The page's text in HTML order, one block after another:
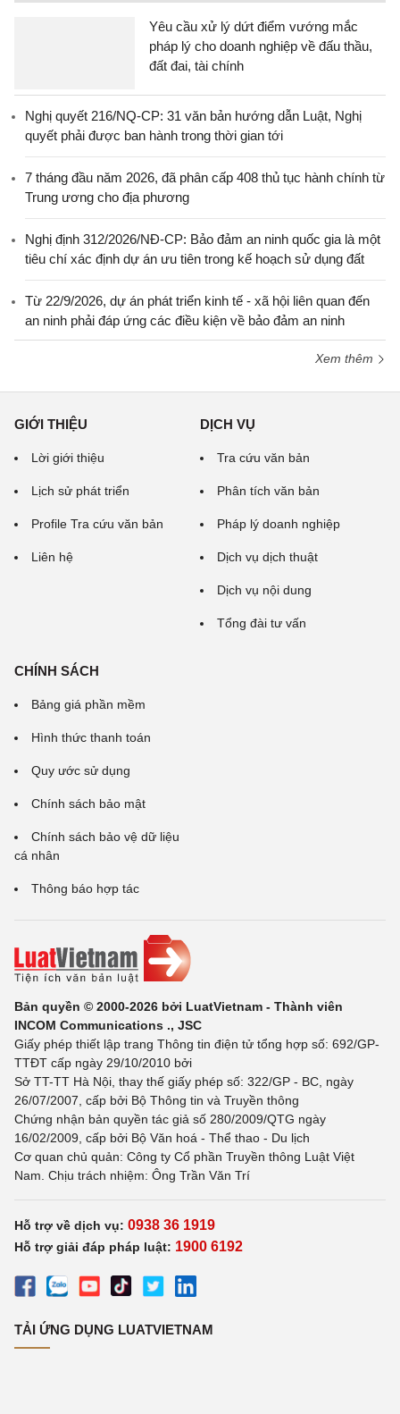
Yêu cầu xử lý dứt điểm vướng mắc
pháp lý cho doanh nghiệp về đấu thầu,
đất đai, tài chính
Nghị quyết 216/NQ-CP: 31 văn bản hướng dẫn Luật, Nghị
quyết phải được ban hành trong thời gian tới
7 tháng đầu năm 2026, đã phân cấp 408 thủ tục hành chính từ
Trung ương cho địa phương
Nghị định 312/2026/NĐ-CP: Bảo đảm an ninh quốc gia là một
tiêu chí xác định dự án ưu tiên trong kế hoạch sử dụng đất
Từ 22/9/2026, dự án phát triển kinh tế - xã hội liên quan đến
an ninh phải đáp ứng các điều kiện về bảo đảm an ninh
Xem thêm
GIỚI THIỆU
Lời giới thiệu
Lịch sử phát triển
Profile Tra cứu văn bản
Liên hệ
DỊCH VỤ
Tra cứu văn bản
Phân tích văn bản
Pháp lý doanh nghiệp
Dịch vụ dịch thuật
Dịch vụ nội dung
Tổng đài tư vấn
CHÍNH SÁCH
Bảng giá phần mềm
Hình thức thanh toán
Quy ước sử dụng
Chính sách bảo mật
Chính sách bảo vệ dữ liệu
cá nhân
Thông báo hợp tác
Bản quyền © 2000-2026 bởi LuatVietnam - Thành viên
INCOM Communications ., JSC
Giấy phép thiết lập trang Thông tin điện tử tổng hợp số: 692/GP-
TTĐT cấp ngày 29/10/2010 bởi
Sở TT-TT Hà Nội, thay thế giấy phép số: 322/GP - BC, ngày
26/07/2007, cấp bởi Bộ Thông tin và Truyền thông
Chứng nhận bản quyền tác giả số 280/2009/QTG ngày
16/02/2009, cấp bởi Bộ Văn hoá - Thể thao - Du lịch
Cơ quan chủ quản: Công ty Cổ phần Truyền thông Luật Việt
Nam. Chịu trách nhiệm: Ông Trần Văn Trí
Hỗ trợ về dịch vụ: 0938 36 1919
Hỗ trợ giải đáp pháp luật: 1900 6192
TẢI ỨNG DỤNG LUATVIETNAM